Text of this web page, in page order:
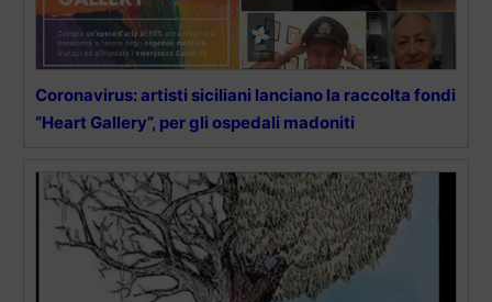
Coronavirus: artisti siciliani lanciano la raccolta fondi
“Heart Gallery”, per gli ospedali madoniti